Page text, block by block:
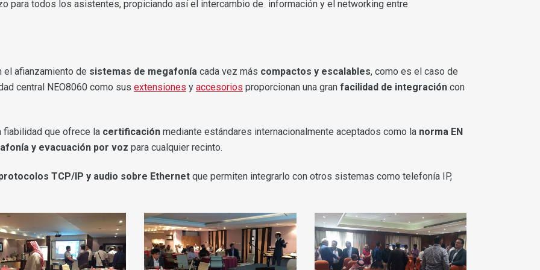
para todos los asistentes, propiciando así el intercambio de información y el networking entre
afianzamiento de sistemas de megafonía cada vez más compactos y escalables, como es el caso de
central NEO8060 como sus extensiones y accesorios proporcionan una gran facilidad de integración con
fiabilidad que ofrece la certificación mediante estándares internacionalmente aceptados como la norma EN
y evacuación por voz para cualquier recinto.
TCP/IP y audio sobre Ethernet que permiten integrarlo con otros sistemas como telefonía IP,